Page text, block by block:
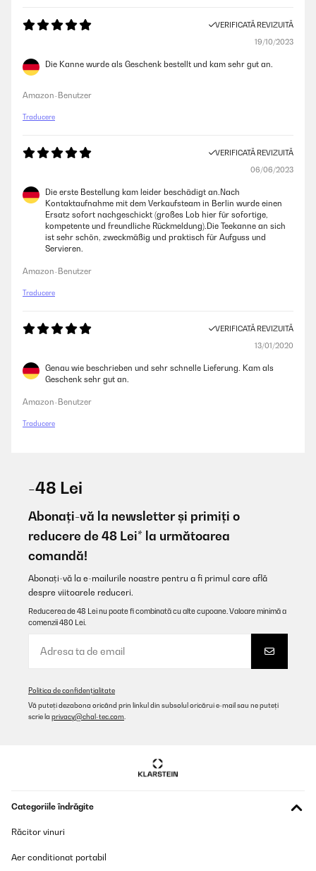
VERIFICATĂ REVIZUITĂ
19/10/2023
Die Kanne wurde als Geschenk bestellt und kam sehr gut an.
Amazon-Benutzer
Traducere
VERIFICATĂ REVIZUITĂ
06/06/2023
Die erste Bestellung kam leider beschädigt an.Nach
Kontaktaufnahme mit dem Verkaufsteam in Berlin wurde einen
Ersatz sofort nachgeschickt (großes Lob hier für sofortige,
kompetente und freundliche Rückmeldung).Die Teekanne an sich
ist sehr schön, zweckmäßig und praktisch für Aufguss und
Servieren.
Amazon-Benutzer
Traducere
VERIFICATĂ REVIZUITĂ
13/01/2020
Genau wie beschrieben und sehr schnelle Lieferung. Kam als
Geschenk sehr gut an.
Amazon-Benutzer
Traducere
-48 Lei
Abonați-vă la newsletter și primiți o
reducere de 48 Lei* la următoarea
comandă!
Abonați-vă la e-mailurile noastre pentru a fi primul care află
despre viitoarele reduceri.
Reducerea de 48 Lei nu poate fi combinată cu alte cupoane. Valoare minimă a
comenzii 480 Lei.
Politica de confidențialitate
Vă puteți dezabona oricând prin linkul din subsolul oricărui e-mail sau ne puteți
scrie la privacy@chal-tec.com
Categoriile îndrăgite
Răcitor vinuri
Aer conditionat portabil